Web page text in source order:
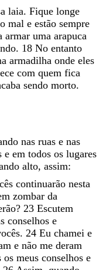
laia. Fique longe
o mal e estão sempre
armar uma arapuca
. 18 No entanto
armadilha onde eles
com quem fica
sendo morto.
nas ruas e nas
e em todos os lugares
alto, assim:
continuarão nesta
zombar da
? 23 Escutem
conselhos e
. 24 Eu chamei e
e não me deram
os meus conselhos e